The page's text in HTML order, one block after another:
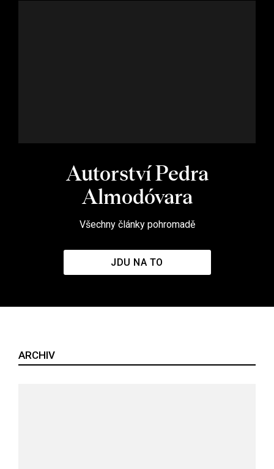
Autorství Pedra
Almodóvara
Všechny články pohromadě
JDU NA TO
ARCHIV